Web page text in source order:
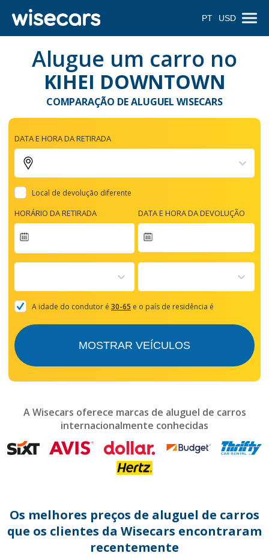
PT USD
Alugue um carro no
KIHEI DOWNTOWN
COMPARAÇÃO DE ALUGUEL WISECARS
DATA E HORA DA RETIRADA
Local de devolução diferente
HORÁRIO DA RETIRADA
forward
with
the
and
mark
get
the
dates.
DATA E HORA DA DEVOLUÇÃO
A idade do condutor é 30-65 e o país de residência é
MOSTRAR VEÍCULOS
A Wisecars oferece marcas de aluguel de carros
internacionalmente conhecidas
Os melhores preços de aluguel de carros
que os clientes da Wisecars encontraram
recentemente